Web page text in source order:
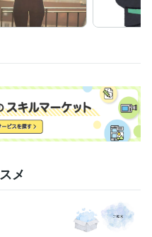
方法のアドバイスなど
仕事 ビジネス
カウンセリング
メ